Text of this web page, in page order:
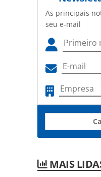
As principais
seu e-mail
MAIS